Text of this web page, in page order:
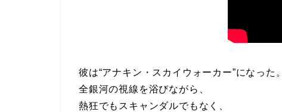
彼は“アナキン・スカイウォーカー”になった。
全銀河の視線を浴びながら、
熱狂でもスキャンダルでもなく、